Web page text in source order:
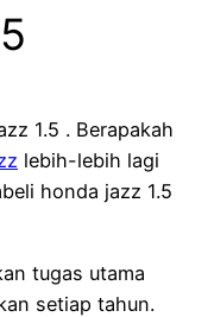
1.5 . Berapakah
lebih-lebih lagi
honda jazz 1.5
tugas utama
setiap tahun.